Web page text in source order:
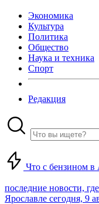
Экономика
Культура
Политика
Общество
Наука и техника
Спорт
Редакция
Что с бензином в
последние новости,
Ярославле сегодня, 9